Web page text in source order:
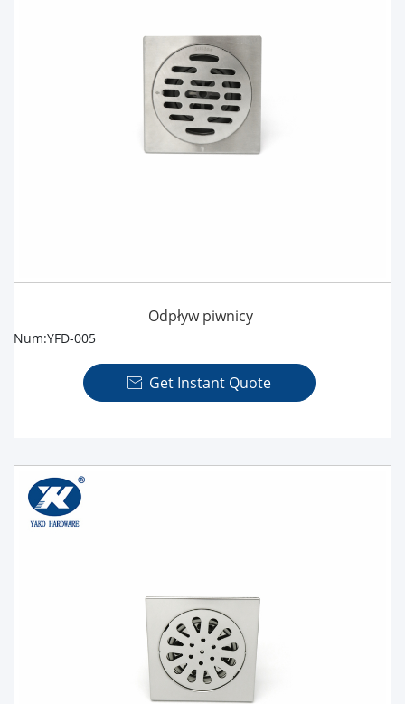
Odpływ piwnicy
Num:YFD-005
 Get Instant Quote